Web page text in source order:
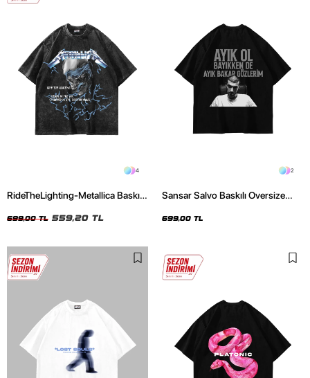
4
RideTheLighting-Metallica Baskılı
Tshirt
699,00 TL 559,20 TL
2
Sansar Salvo Baskılı Oversize
699,00 TL